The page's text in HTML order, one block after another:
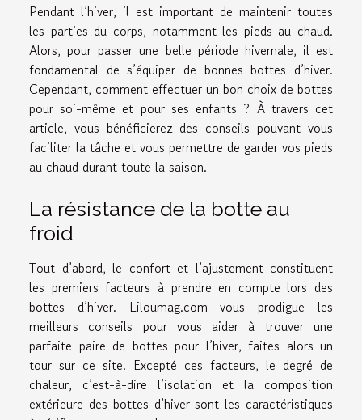
Pendant l’hiver, il est important de maintenir toutes
les parties du corps, notamment les pieds au chaud.
Alors, pour passer une belle période hivernale, il est
fondamental de s’équiper de bonnes bottes d’hiver.
Cependant, comment effectuer un bon choix de bottes
pour soi-même et pour ses enfants ? À travers cet
article, vous bénéficierez des conseils pouvant vous
faciliter la tâche et vous permettre de garder vos pieds
au chaud durant toute la saison.
La résistance de la botte au
froid
Tout d’abord, le confort et l’ajustement constituent
les premiers facteurs à prendre en compte lors des
bottes d’hiver. Liloumag.com vous prodigue les
meilleurs conseils pour vous aider à trouver une
parfaite paire de bottes pour l’hiver, faites alors un
tour sur ce site. Excepté ces facteurs, le degré de
chaleur, c’est-à-dire l’isolation et la composition
extérieure des bottes d’hiver sont les caractéristiques